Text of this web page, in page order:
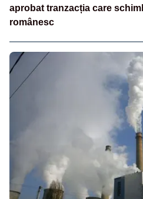
aprobat tranzacția care
românesc